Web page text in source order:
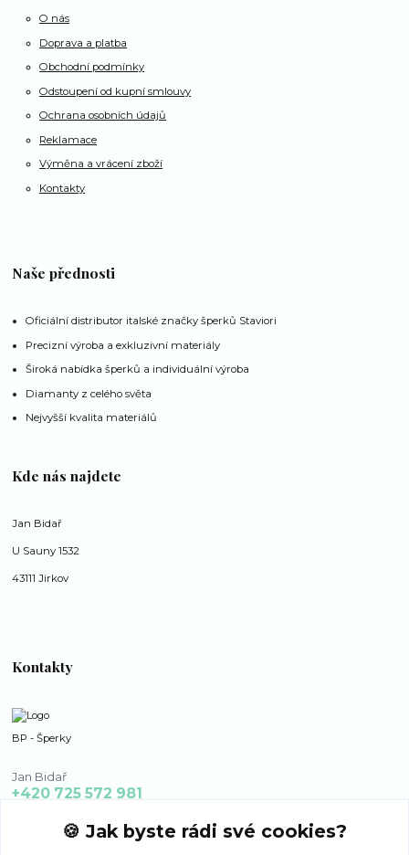
O nás
Doprava a platba
Obchodní podmínky
Odstoupení od kupní smlouvy
Ochrana osobních údajů
Reklamace
Výměna a vrácení zboží
Kontakty
Naše přednosti
Oficiální distributor italské značky šperků Staviori
Precizní výroba a exkluzivní materiály
Široká nabídka šperků a individuální výroba
Diamanty z celého světa
Nejvyšší kvalita materiálů
Kde nás najdete
Jan Bidař
U Sauny 1532
43111 Jirkov
Kontakty
BP - Šperky
Jan Bidař
+420 725 572 981
🍪 Jak byste rádi své cookies?